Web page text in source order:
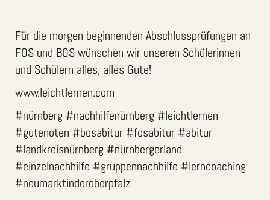
Für die morgen beginnenden Abschlussprüfungen an
FOS und BOS wünschen wir unseren Schülerinnen
und Schülern alles, alles Gute!
www.leichtlernen.com
#nürnberg #nachhilfenürnberg #leichtlernen
#gutenoten #bosabitur #fosabitur #abitur
#landkreisnürnberg #nürnbergerland
#einzelnachhilfe #gruppennachhilfe #lerncoaching
#neumarktinderoberpfalz